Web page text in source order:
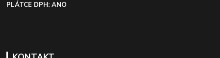
PLÁTCE DPH: ANO